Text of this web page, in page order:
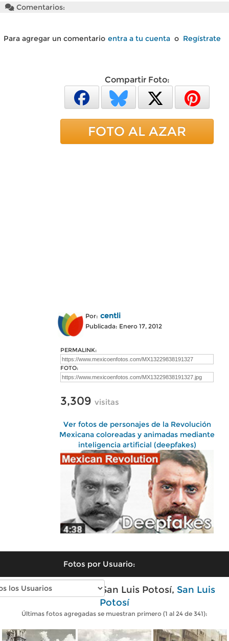
Comentarios:
Para agregar un comentario entra a tu cuenta o Regístrate
Compartir Foto:
FOTO AL AZAR
Por: centli
Publicada: Enero 17, 2012
PERMALINK:
FOTO:
3,309 visitas
Ver fotos de personajes de la Revolución
Mexicana coloreadas y animadas mediante
inteligencia artificial (deepfakes)
Fotos por Usuario:
Fotos antiguas de San Luis Potosí, San Luis
Potosí
Últimas fotos agregadas se muestran primero (1 al 24 de 341):